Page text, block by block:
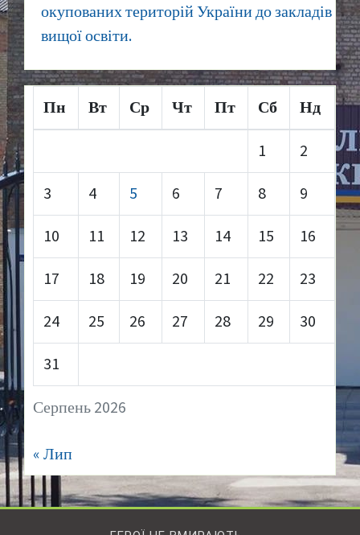
окупованих територій України до закладів
вищої освіти.
Серпень 2026
Пн Вт Ср Чт Пт Сб Нд
1 2
3 4 5 6 7 8 9
10 11 12 13 14 15 16
17 18 19 20 21 22 23
24 25 26 27 28 29 30
31
« Лип